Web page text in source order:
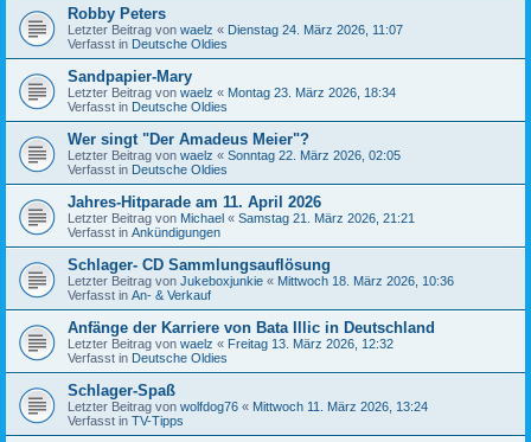
Robby Peters
Letzter Beitrag von waelz « Dienstag 24. März 2026, 11:07
Verfasst in Deutsche Oldies
Sandpapier-Mary
Letzter Beitrag von waelz « Montag 23. März 2026, 18:34
Verfasst in Deutsche Oldies
Wer singt "Der Amadeus Meier"?
Letzter Beitrag von waelz « Sonntag 22. März 2026, 02:05
Verfasst in Deutsche Oldies
Jahres-Hitparade am 11. April 2026
Letzter Beitrag von Michael « Samstag 21. März 2026, 21:21
Verfasst in Ankündigungen
Schlager- CD Sammlungsauflösung
Letzter Beitrag von Jukeboxjunkie « Mittwoch 18. März 2026, 10:36
Verfasst in An- & Verkauf
Anfänge der Karriere von Bata Illic in Deutschland
Letzter Beitrag von waelz « Freitag 13. März 2026, 12:32
Verfasst in Deutsche Oldies
Schlager-Spaß
Letzter Beitrag von wolfdog76 « Mittwoch 11. März 2026, 13:24
Verfasst in TV-Tipps